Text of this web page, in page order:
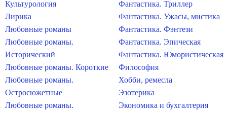
Культурология
Лирика
Любовные романы
Любовные романы.
Исторический
Любовные романы. Короткие
Любовные романы.
Остросюжетные
Любовные романы.
Фантастика. Триллер
Фантастика. Ужасы, мистика
Фантастика. Фэнтези
Фантастика. Эпическая
Фантастика. Юмористическая
Философия
Хобби, ремесла
Эзотерика
Экономика и бухгалтерия